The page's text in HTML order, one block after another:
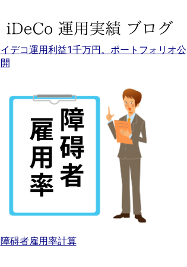
イデコ運用利益1千万円。ポートフォリオ公
開
障碍者雇用率計算